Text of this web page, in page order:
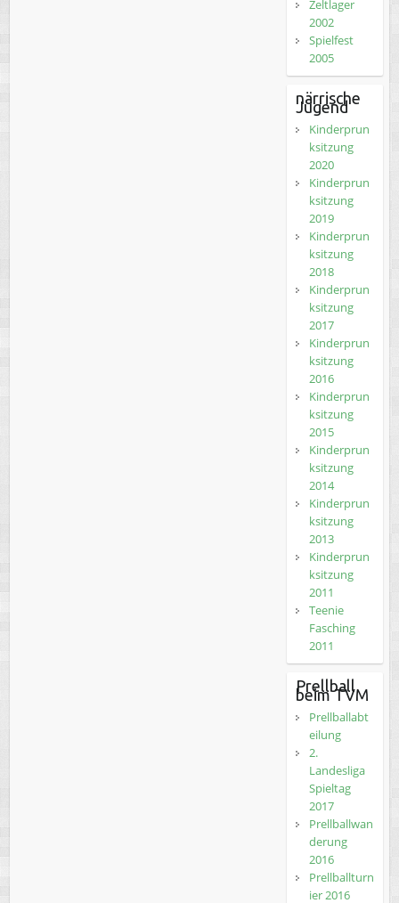
Zeltlager
2002
Spielfest
2005
närrische
Jugend
Kinderprun
ksitzung
2020
Kinderprun
ksitzung
2019
Kinderprun
ksitzung
2018
Kinderprun
ksitzung
2017
Kinderprun
ksitzung
2016
Kinderprun
ksitzung
2015
Kinderprun
ksitzung
2014
Kinderprun
ksitzung
2013
Kinderprun
ksitzung
2011
Teenie
Fasching
2011
Prellball
beim TVM
Prellballabt
eilung
2.
Landesliga
Spieltag
2017
Prellballwan
derung
2016
Prellballturn
ier 2016